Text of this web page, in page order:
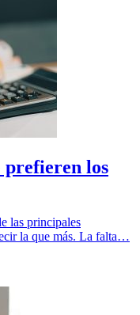
los
las principales
la que más. La falta…